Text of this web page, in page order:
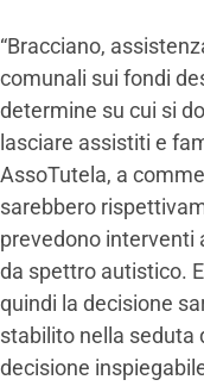
“Bracciano,
comunali sui fondi
determine su cui si
lasciare assistiti e
AssoTutela, a
sarebbero
prevedono interventi
da spettro autistico.
quindi la decisione
stabilito nella seduta
decisione